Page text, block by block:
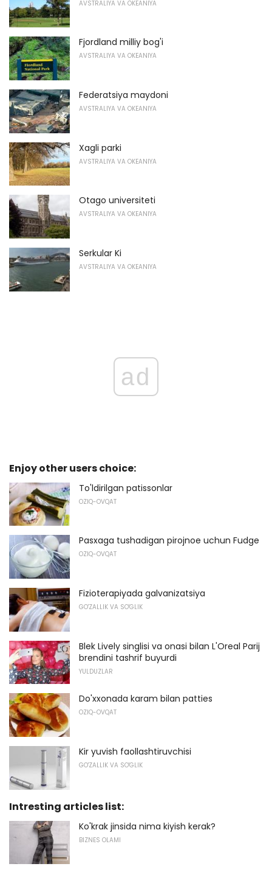
AVSTRALIYA VA OKEANIYA
Fjordland milliy bog'i
AVSTRALIYA VA OKEANIYA
Federatsiya maydoni
AVSTRALIYA VA OKEANIYA
Xagli parki
AVSTRALIYA VA OKEANIYA
Otago universiteti
AVSTRALIYA VA OKEANIYA
Serkular Ki
AVSTRALIYA VA OKEANIYA
ad
Enjoy other users choice:
To'ldirilgan patissonlar
OZIQ-OVQAT
Pasxaga tushadigan pirojnoe uchun Fudge
OZIQ-OVQAT
Fizioterapiyada galvanizatsiya
GO'ZALLIK VA SO'GLIK
Blek Lively singlisi va onasi bilan L'Oreal Parij
brendini tashrif buyurdi
YULDUZLAR
Do'xxonada karam bilan patties
OZIQ-OVQAT
Kir yuvish faollashtiruvchisi
GO'ZALLIK VA SO'GLIK
Intresting articles list:
Ko'krak jinsida nima kiyish kerak?
BIZNES OLAMI